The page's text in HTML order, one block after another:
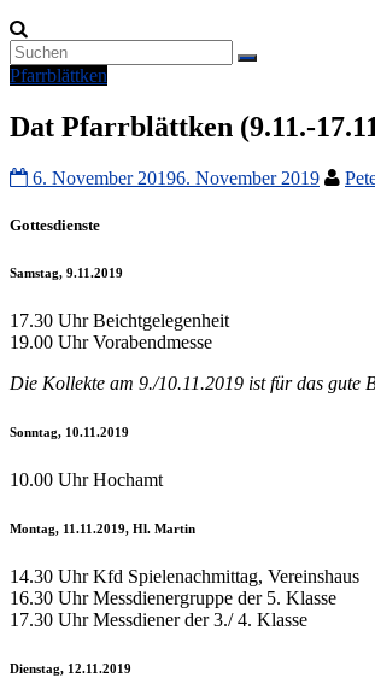
Pfarrblättken
Dat Pfarrblättken (9.11.-
6. November 20196. November 2019
Gottesdienste
Samstag, 9.11.2019
17.30 Uhr Beichtgelegenheit
19.00 Uhr Vorabendmesse
Die Kollekte am 9./10.11.2019 ist für das gute
Sonntag, 10.11.2019
10.00 Uhr Hochamt
Montag, 11.11.2019, Hl. Martin
14.30 Uhr Kfd Spielenachmittag, Vereinshaus
16.30 Uhr Messdienergruppe der 5. Klasse
17.30 Uhr Messdiener der 3./ 4. Klasse
Dienstag, 12.11.2019